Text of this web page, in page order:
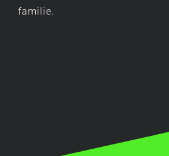
familie.